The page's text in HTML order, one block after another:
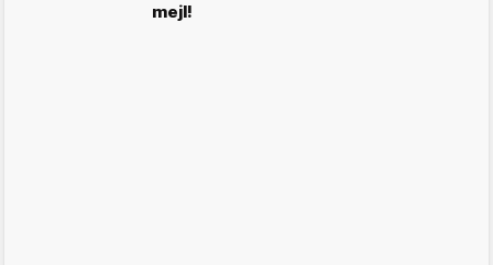
mejl!